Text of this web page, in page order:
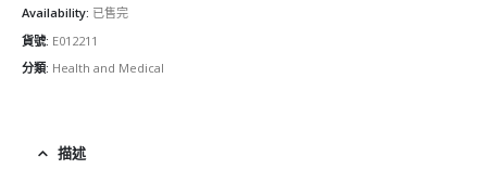
Availability: 已售完
貨號: E012211
分類: Health and Medical
描述